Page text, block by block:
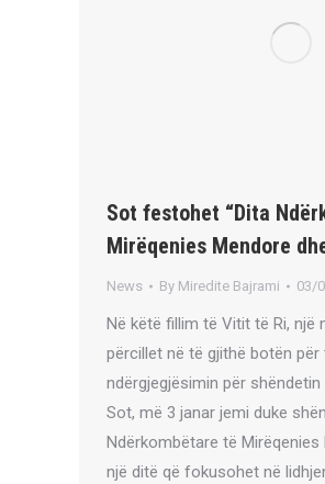
Sot festohet “Dita
Mirëqenies Mendore
News By Miredite Bajrami 03/
Në këtë fillim të Vitit të Ri, një
përcillet në të gjithë botën
ndërgjegjësimin për
Sot, më 3 janar jemi duke
Ndërkombëtare të Mirëqenies
një ditë që fokusohet në